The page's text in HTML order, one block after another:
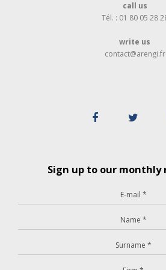
call us
Tél. : 01 80 05 28
write us
contact@arengi.fr
Sign up to our